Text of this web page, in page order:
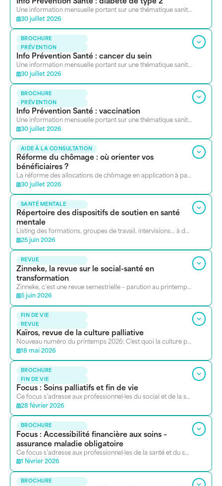
Info Prévention Santé : diabète de type 2
Une information mensuelle portant sur une thématique sanitaire. Se présente sous la forme d’un petit dossier de ressources.
30 juillet 2026
BROCHURE
PRÉVENTION
Info Prévention Santé : cancer du sein
Une information mensuelle portant sur une thématique sanitaire. Se présente sous la forme d’un petit dossier de ressources.
30 juillet 2026
BROCHURE
PRÉVENTION
Info Prévention Santé : vaccination
Une information mensuelle portant sur une thématique sanitaire. Se présente sous la forme d’un petit dossier de ressources.
30 juillet 2026
AIDE À LA CONSULTATION
Réforme du chômage : où orienter vos
bénéficiaires ?
La réforme des allocations de chômage en application à partir du 1er janvier 2026, limite la durée des allocations de chômage à deux ans.
30 juillet 2026
SANTÉ MENTALE
Répertoire des dispositifs de soutien en santé
mentale
Listing des formations, groupes de travail, intervisions... à destination des professionnel·les social-santé bruxellois
25 juin 2026
REVUE
Zinneke, la revue sur le social-santé en
transformation
Zinneke, c’est une revue semestrielle – parution au printemps et à l’automne – d’une soixantaine de pages, gratuite, bilingue, entièrement consacrée au social-santé en transformation à Bruxelles.
5 juin 2026
FIN DE VIE
REVUE
Kaïros, revue de la culture palliative
Nouveau numéro du printemps 2026: C'est quoi la culture palliative? Revue thématique sur la fin de vie
18 mai 2026
BROCHURE
FIN DE VIE
Focus : Soins palliatifs et fin de vie
Ce focus s’adresse aux professionnel·les du social et de la santé qui accompagnent des personnes en fin de vie.
28 février 2026
BROCHURE
Focus : Accessibilité financière aux soins –
assurance maladie obligatoire
Ce focus s’adresse aux professionnel·les de la santé et du social.
1 février 2026
BROCHURE